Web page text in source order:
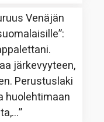
Venäjän
:
järkevyyteen,
Perustuslaki
huolehtimaan
”